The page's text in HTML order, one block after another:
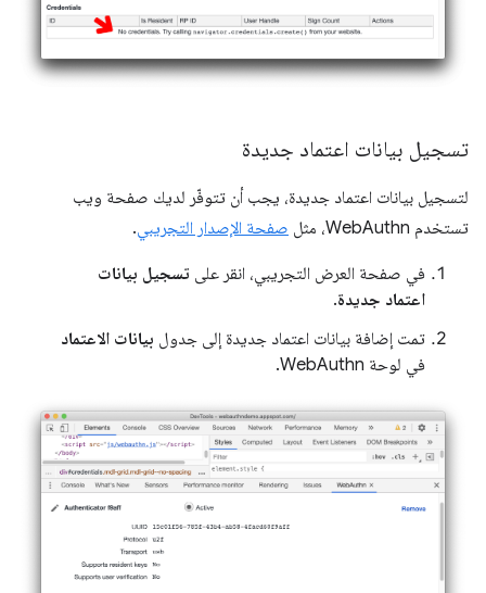
تسجيل بيانات اعتماد جديدة
لتسجيل بيانات اعتماد جديدة، يجب أن تتوفّر لديك صفحة ويب
تستخدم WebAuthn، مثل
صفحة الإصدار التجريبي.
في صفحة العرض التجريبي، انقر على تسجيل بيانات
اعتماد جديدة.
تمت إضافة بيانات اعتماد جديدة إلى جدول بيانات الاعتماد
في لوحة WebAuthn.